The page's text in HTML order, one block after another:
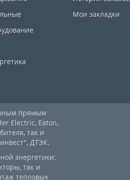
Мои закладки
прямым
Electric, Eaton,
так и
ДТЭК.
энергетики:
так и
тепловых